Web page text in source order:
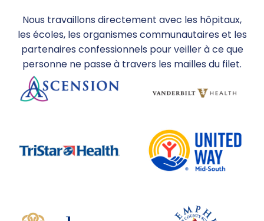
Nous travaillons directement avec les hôpitaux,
les écoles, les organismes communautaires et les
partenaires confessionnels pour veiller à ce que
personne ne passe à travers les mailles du filet.